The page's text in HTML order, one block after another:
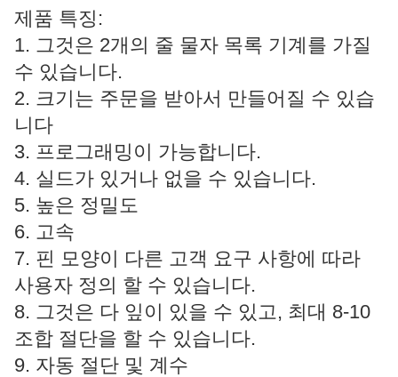
제품 특징:
1. 그것은 2개의 줄 물자 목록 기계를 가질
수 있습니다.
2. 크기는 주문을 받아서 만들어질 수 있습
니다
3. 프로그래밍이 가능합니다.
4. 실드가 있거나 없을 수 있습니다.
5. 높은 정밀도
6. 고속
7. 핀 모양이 다른 고객 요구 사항에 따라
사용자 정의 할 수 있습니다.
8. 그것은 다 잎이 있을 수 있고, 최대 8-10
조합 절단을 할 수 있습니다.
9. 자동 절단 및 계수